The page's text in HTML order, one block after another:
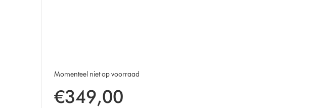
Momenteel niet op voorraad
€349,00